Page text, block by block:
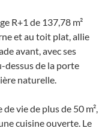
R+1 de 137,78 m²
et au toit plat, allie
avant, avec ses
dessus de la porte
naturelle.
vie de plus de 50 m²,
cuisine ouverte. Le